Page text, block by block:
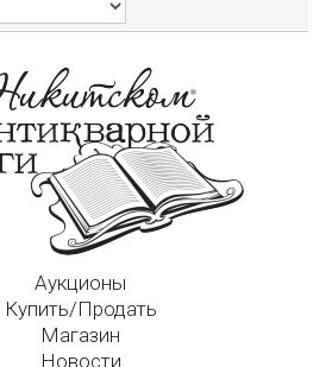
Аукционы
Купить/Продать
Магазин
Новости